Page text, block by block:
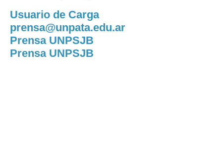
Usuario de Carga
prensa@unpata.edu.ar
Prensa UNPSJB
Prensa UNPSJB